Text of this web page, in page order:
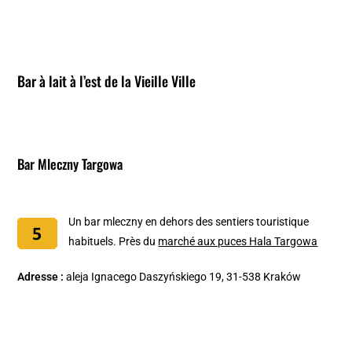
Bar à lait à l’est de la Vieille Ville
Bar Mleczny Targowa
Un bar mleczny en dehors des sentiers touristique
habituels. Près du marché aux puces Hala Targowa
Adresse : aleja Ignacego Daszyńskiego 19, 31-538 Kraków